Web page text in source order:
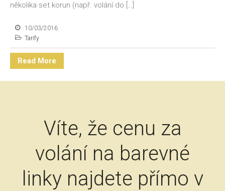
několika set korun (např. volání do […]
10/03/2016
Tarify
Read More
Víte, že cenu za
volání na barevné
linky najdete přímo v